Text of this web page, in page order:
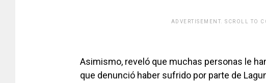
ADVERTISEMENT. SCROLL TO
Asimismo, reveló que muchas personas le
que denunció haber sufrido por parte de